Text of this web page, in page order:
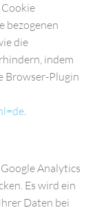
bezogenen
die
indem
Browser-Plugin
.
Analytics
Es wird ein
Daten bei